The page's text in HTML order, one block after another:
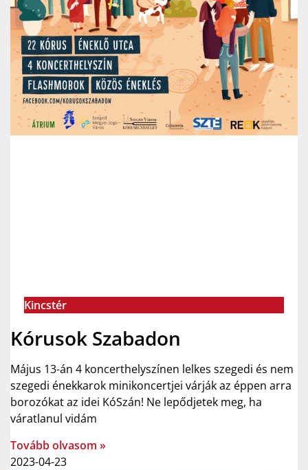
Kincstér
Kórusok Szabadon
Május 13-án 4 koncerthelyszínen lelkes szegedi és nem
szegedi énekkarok minikoncertjei várják az éppen arra
borozókat az idei KóSzán! Ne lepődjetek meg, ha
váratlanul vidám
Tovább olvasom »
2023-04-23